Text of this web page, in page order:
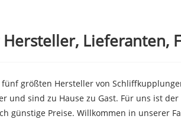
Lieferanten,
größten Hersteller von
und sind zu Hause zu Gast. Für uns ist
günstige Preise. Willkommen in unserer